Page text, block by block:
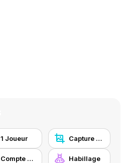
1 Joueur Capture d'écran Y8
Compte Y8 Habillage